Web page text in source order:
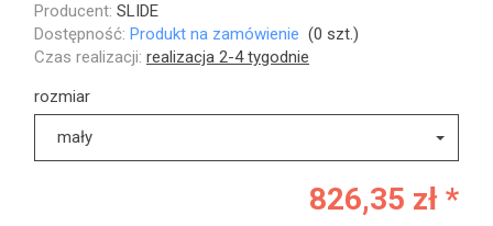
Producent: SLIDE
Dostępność: Produkt na zamówienie (0 szt.)
Czas realizacji: realizacja 2-4 tygodnie
rozmiar
mały
826,35 zł *